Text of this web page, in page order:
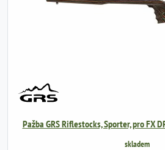
Pažba GRS Riflestocks, Sporter, pro FX
skladem